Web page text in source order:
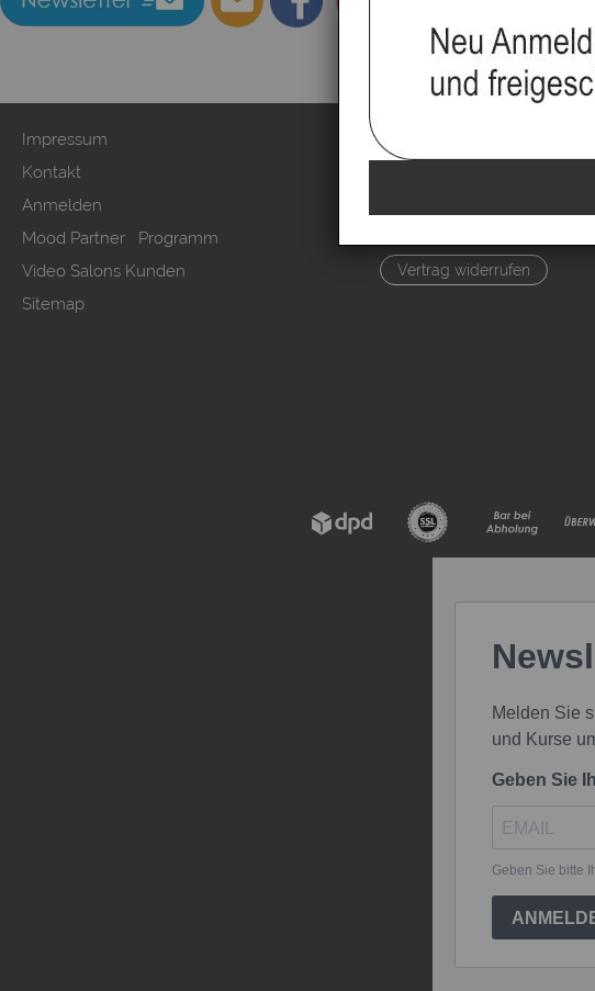
Impressum
Kontakt
Anmelden
Mood Partner Programm
Video Salons Kunden
Sitemap
Zahlung & Versand
Vertrag widerrufen